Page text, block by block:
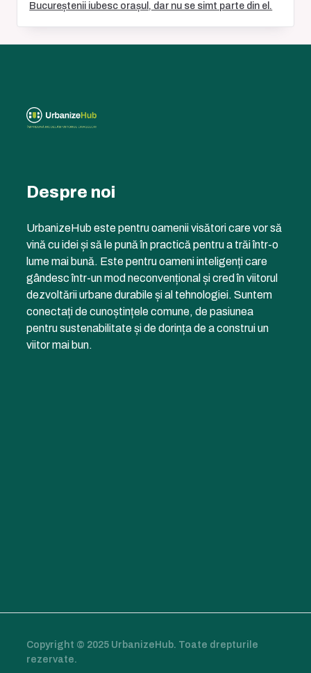
Bucureștenii iubesc orașul, dar nu se simt parte din el.
Despre noi
UrbanizeHub este pentru oamenii visători care vor să
vină cu idei și să le pună în practică pentru a trăi într-o
lume mai bună. Este pentru oameni inteligenți care
gândesc într-un mod neconvențional și cred în viitorul
dezvoltării urbane durabile și al tehnologiei. Suntem
conectați de cunoștințele comune, de pasiunea
pentru sustenabilitate și de dorința de a construi un
viitor mai bun.
Copyright © 2025 UrbanizeHub. Toate drepturile
rezervate.